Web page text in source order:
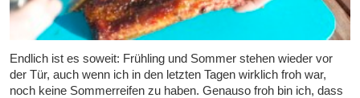
Endlich ist es soweit: Frühling und Sommer stehen wieder vor
der Tür, auch wenn ich in den letzten Tagen wirklich froh war,
noch keine Sommerreifen zu haben. Genauso froh bin ich, dass